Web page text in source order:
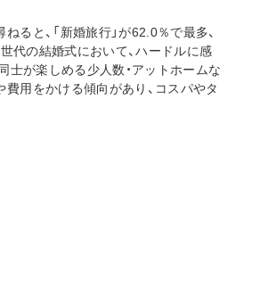
と、「新婚旅行」が62.0％で最多、
代の結婚式において、ハードルに感
士が楽しめる少人数・アットホームな
用をかける傾向があり、コスパやタ